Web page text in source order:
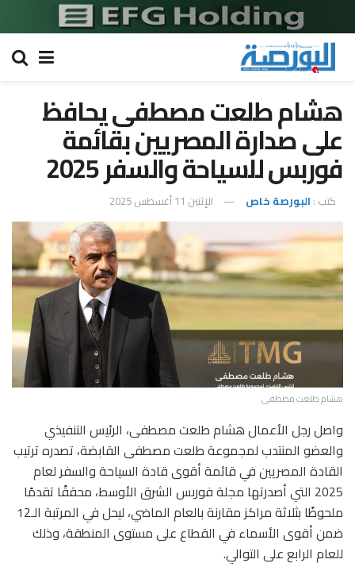
هشام طلعت مصطفى يحافظ
على صدارة المصريين بقائمة
فوربس للسياحة والسفر 2025
كتب : البورصة خاص الإثنين 11 أغسطس 2025
هشام طلعت مصطفى
واصل رجل الأعمال هشام طلعت مصطفى، الرئيس التنفيذي
والعضو المنتدب لمجموعة طلعت مصطفى القابضة، تصدره ترتيب
القادة المصريين في قائمة أقوى قادة السياحة والسفر لعام
2025 التي أصدرتها مجلة فوربس الشرق الأوسط، محققًا تقدمًا
ملحوظًا بثلاثة مراكز مقارنة بالعام الماضي، ليحل في المرتبة الـ12
ضمن أقوى الأسماء في القطاع على مستوى المنطقة، وذلك
للعام الرابع على التوالي.